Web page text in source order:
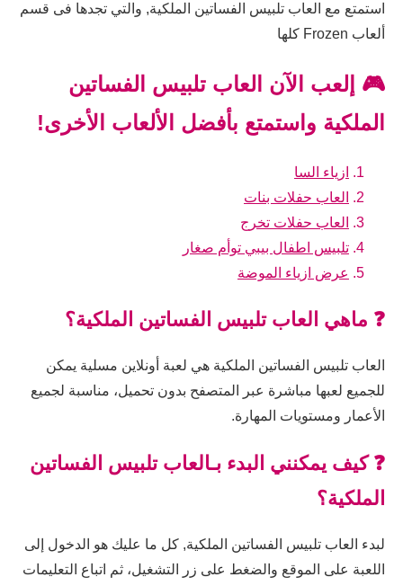
استمتع مع العاب تلبيس الفساتين الملكية, والتي تجدها فى قسم
ألعاب Frozen كلها
🎮 إلعب الآن العاب تلبيس الفساتين
الملكية واستمتع بأفضل الألعاب الأخرى!
ازياء السا
العاب حفلات بنات
العاب حفلات تخرج
تلبيس اطفال بيبي توأم صغار
عرض ازياء الموضة
❓ ماهي العاب تلبيس الفساتين الملكية؟
العاب تلبيس الفساتين الملكية هي لعبة أونلاين مسلية يمكن
للجميع لعبها مباشرة عبر المتصفح بدون تحميل، مناسبة لجميع
الأعمار ومستويات المهارة.
❓ كيف يمكنني البدء بـالعاب تلبيس الفساتين
الملكية؟
لبدء العاب تلبيس الفساتين الملكية, كل ما عليك هو الدخول إلى
اللعبة على الموقع والضغط على زر التشغيل، ثم اتباع التعليمات